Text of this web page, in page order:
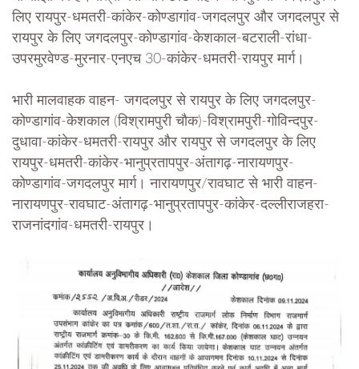
लिए रायपुर-धमतरी-कांकेर-कोण्डागांव-जगदलपुर और जगदलपुर से
रायपुर के लिए जगदलपुर-कोण्डागांव-केशकाल-बटराली-रांधा-
उपरमुरवेण्ड-मुरनार-एनएच 30-कांकेर-धमतरी-रायपुर मार्ग।
भारी मालवाहक वाहन- जगदलपुर से रायपुर के लिए जगदलपुर-
कोण्डागांव-केशकाल (विश्रामपुरी चौक)-विश्रामपुरी-गोविन्दपुर-
दुधावा-कांकेर-धमतरी-रायपुर और रायपुर से जगदलपुर के लिए
रायपुर-धमतरी-कांकेर-भानुप्रतापपुर-अंतागढ़-नारायणपुर-
कोण्डागांव-जगदलपुर मार्ग। नारायणपुर/रावघाट से भारी वाहन-
नारायणपुर-रावघाट-अंतागढ़-भानुप्रतापपुर-कांकेर-दल्लीराजहरा-
राजनांदगांव-धमतरी-रायपुर।